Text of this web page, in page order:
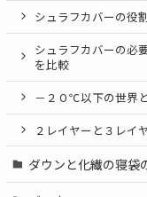
シュラフカバーの役
シュラフカバーの必
を比較
－２０℃以下の世界
２レイヤーと３レイ
ダウンと化繊の寝袋